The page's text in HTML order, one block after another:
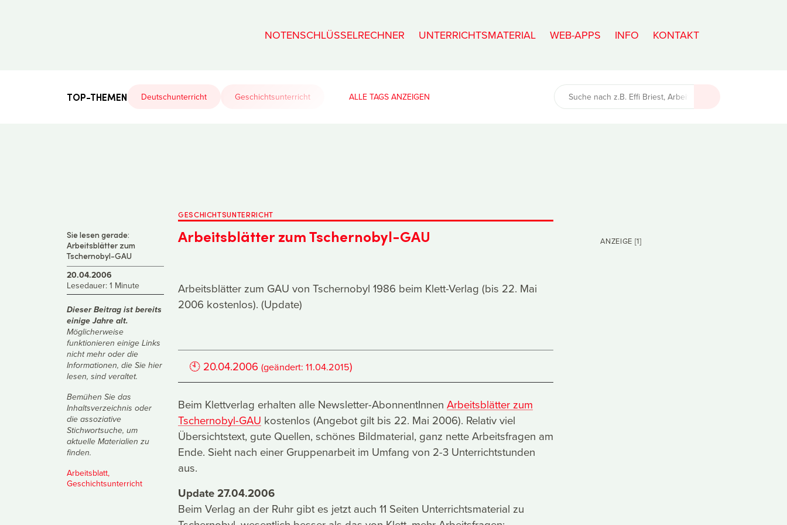
NOTENSCHLÜSSELRECHNER UNTERRICHTSMATERIAL WEB-APPS INFO KONTAKT
TOP-THEMEN Deutschunterricht Geschichtsunterricht ALLE TAGS
Sie lesen gerade:
Arbeitsblätter zum
Tschernobyl-GAU
20.04.2006
Lesedauer: 1 Minute
Dieser Beitrag ist bereits
einige Jahre alt.
Möglicherweise
funktionieren einige Links
nicht mehr oder die
Informationen, die Sie hier
lesen, sind veraltet.
Bemühen Sie das
Inhaltsverzeichnis oder
die assoziative
Stichwortsuche, um
aktuelle Materialien zu
finden.
Arbeitsblatt,
Geschichtsunterricht
GESCHICHTSUNTERRICHT
Arbeitsblätter zum Tschernobyl-GAU
Arbeitsblätter zum GAU von Tschernobyl 1986 beim Klett-Verlag (bis 22. Mai
2006 kostenlos). (Update)
🕙 20.04.2006 (geändert:11.04.2015)
Beim Klettverlag erhalten alle Newsletter-AbonnentInnen Arbeitsblätter zum
Tschernobyl-GAU kostenlos (Angebot gilt bis 22. Mai 2006). Relativ viel
Übersichtstext, gute Quellen, schönes Bildmaterial, ganz nette Arbeitsfragen am
Ende. Sieht nach einer Gruppenarbeit im Umfang von 2-3 Unterrichtstunden
aus.
Update 27.04.2006
Beim Verlag an der Ruhr gibt es jetzt auch 11 Seiten Unterrichtsmaterial zu
ANZEIGE [1]